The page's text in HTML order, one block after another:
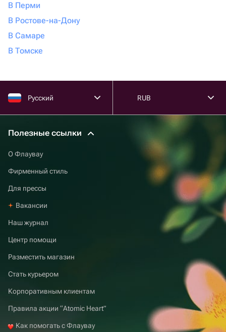
В Перми
В Ростове-на-Дону
В Самаре
В Томске
Русский RUB
Полезные ссылки
О Флаувау
Фирменный стиль
Для прессы
Вакансии
Наш журнал
Центр помощи
Разместить магазин
Стать курьером
Корпоративным клиентам
Правила акции “Atomic Heart”
Как помогать с Флаувау